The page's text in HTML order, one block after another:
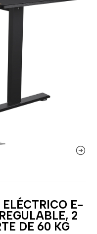
ELÉCTRICO E-
2
DE 60 KG